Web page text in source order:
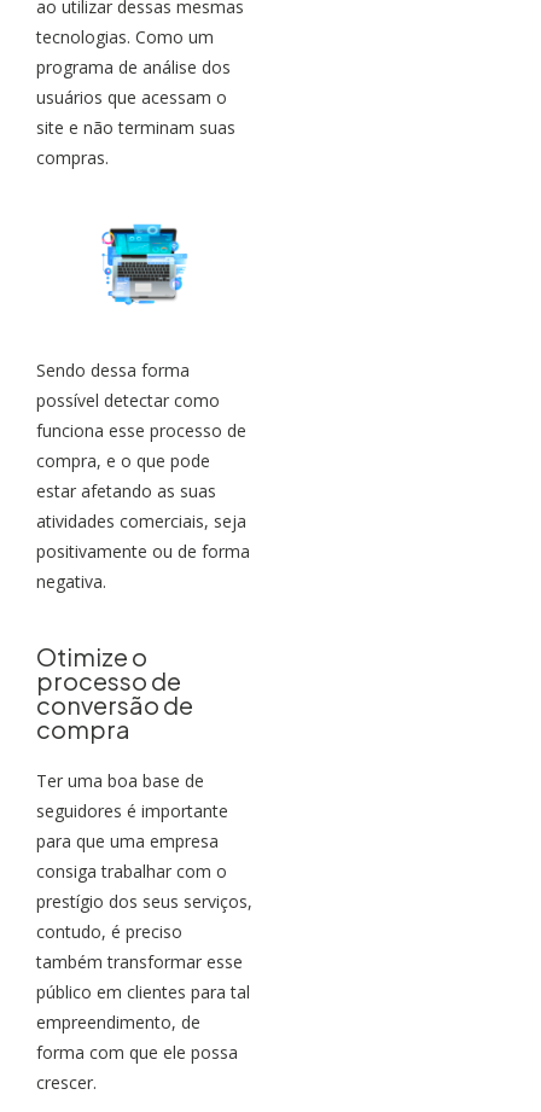
ao utilizar dessas mesmas
tecnologias. Como um
programa de análise dos
usuários que acessam o
site e não terminam suas
compras.
Sendo dessa forma
possível detectar como
funciona esse processo de
compra, e o que pode
estar afetando as suas
atividades comerciais, seja
positivamente ou de forma
negativa.
Otimize o
processo de
conversão de
compra
Ter uma boa base de
seguidores é importante
para que uma empresa
consiga trabalhar com o
prestígio dos seus serviços,
contudo, é preciso
também transformar esse
público em clientes para tal
empreendimento, de
forma com que ele possa
crescer.